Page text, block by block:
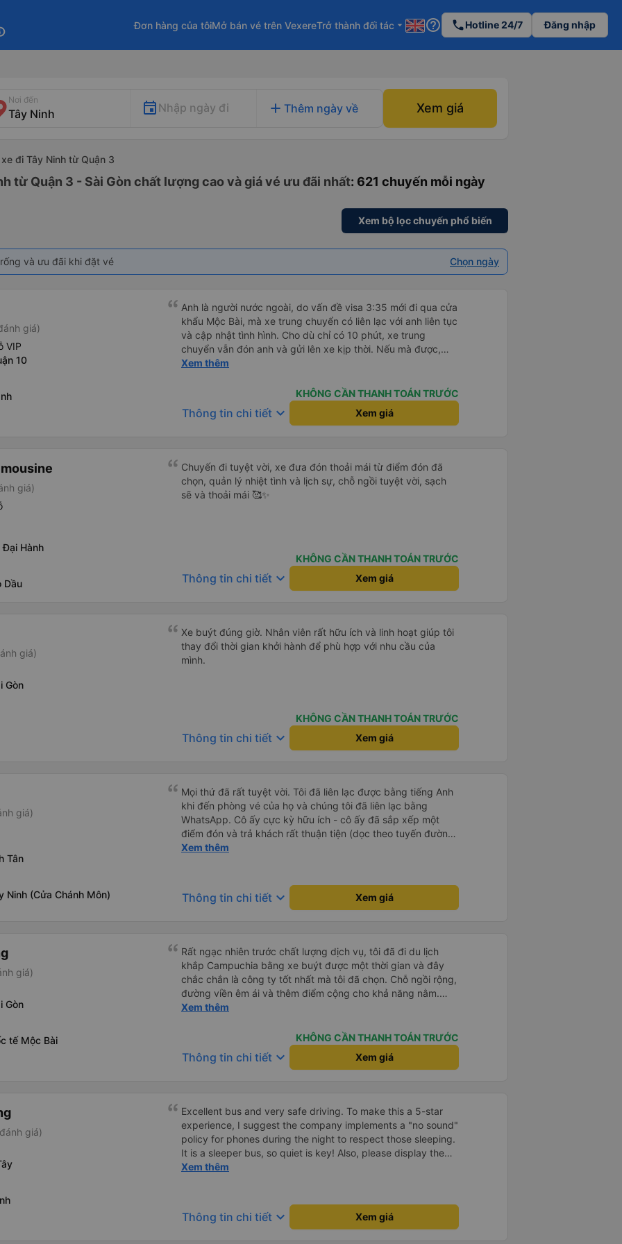
Đơn hàng của tôiMở bán vé trên VexereTrở thành đối tác arrow_drop_down help_outline phoneHotline 24/7 Đăng nhập
Nơi đến
Nhập ngày đi add Thêm ngày về Xem giá
xe đi Tây Ninh từ Quận 3
từ Quận 3 - Sài Gòn chất lượng cao và giá vé ưu đãi nhất: 621 chuyến mỗi ngày
Xem bộ lọc chuyến phổ biến
và ưu đãi khi đặt vé Chọn ngày
giá)
VIP
10
Anh là người nước ngoài, do vấn đề visa 3:35 mới đi qua cửa
khẩu Mộc Bài, mà xe trung chuyển có liên lạc với anh liên tục
và cập nhật tình hình. Cho dù chỉ có 10 phút, xe trung
chuyển vẫn đón anh và gửi lên xe kịp thời. Nếu mà được,
anh thật muốn tip cho bác tài. Xe này là xe Limousine nhưng
nhất phải cải thiện là wifi trên xe ko kết nối được.
Xem thêm
KHÔNG CẦN THANH TOÁN TRƯỚC
Thông tin chi tiết keyboard_arrow_down Xem giá
giá)
Đại Hành
Dầu
Chuyến đi tuyệt vời, xe đưa đón thoải mái từ điểm đón đã
chọn, quản lý nhiệt tình và lịch sự, chỗ ngồi tuyệt vời, sạch
sẽ và thoải mái 🥰✨
KHÔNG CẦN THANH TOÁN TRƯỚC
Thông tin chi tiết keyboard_arrow_down Xem giá
giá)
Gòn
Xe buýt đúng giờ. Nhân viên rất hữu ích và linh hoạt giúp tôi
thay đổi thời gian khởi hành để phù hợp với nhu cầu của
mình.
KHÔNG CẦN THANH TOÁN TRƯỚC
Thông tin chi tiết keyboard_arrow_down Xem giá
giá)
Tân
Ninh (Cửa Chánh Môn)
Mọi thứ đã rất tuyệt vời. Tôi đã liên lạc được bằng tiếng Anh
khi đến phòng vé của họ và chúng tôi đã liên lạc bằng
WhatsApp. Cô ấy cực kỳ hữu ích - cô ấy đã sắp xếp một
điểm đón và trả khách rất thuận tiện (dọc theo tuyến đường
của họ). Xe rộng rãi và thoải mái. Rất khuyến khích.
Xem thêm
Thông tin chi tiết keyboard_arrow_down Xem giá
giá)
Gòn
tế Mộc Bài
Rất ngạc nhiên trước chất lượng dịch vụ, tôi đã đi du lịch
khắp Campuchia bằng xe buýt được một thời gian và đây
chắc chắn là công ty tốt nhất mà tôi đã chọn. Chỗ ngồi rộng,
đường viền êm ái và thêm điểm cộng cho khả năng nằm.
(Bạn có thể không hiểu mọi chuyện xảy ra ở biên giới, với hộ
Xem thêm
KHÔNG CẦN THANH TOÁN TRƯỚC
Thông tin chi tiết keyboard_arrow_down Xem giá
giá)
Excellent bus and very safe driving. To make this a 5-star
experience, I suggest the company implements a "no sound"
policy for phones during the night to respect those sleeping.
It is a sleeper bus, so quiet is key! Also, please display the
Wi-Fi password clearly inside the cabin for convenience. I
hơn, tôi góp ý nhà xe nên có quy định rõ ràng về việc giữ im
lặng (tắt âm thanh điện thoại) vào ban đêm để tránh làm
Xem thêm
Thông tin chi tiết keyboard_arrow_down Xem giá